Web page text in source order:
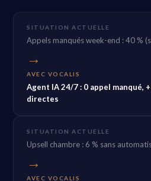
SITUATION ACTUELLE
Appels manqués week-end : 40 %
→
AVEC VOCALIS
Agent IA 24/7 : 0 appel manqué,
directes
SITUATION ACTUELLE
Upsell chambre : 6 % sans
→
AVEC VOCALIS